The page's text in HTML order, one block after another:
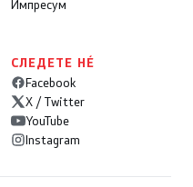
Импресум
СЛЕДЕТЕ НÉ
Facebook
X / Twitter
YouTube
Instagram